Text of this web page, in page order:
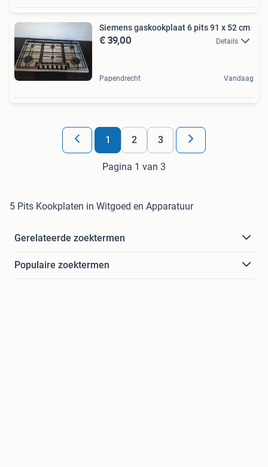
Siemens gaskookplaat 6 pits 91 x 52 cm
€ 39,00 Details
Papendrecht Vandaag
1 2 3
Pagina 1 van 3
5 Pits Kookplaten in Witgoed en Apparatuur
Gerelateerde zoektermen
Populaire zoektermen